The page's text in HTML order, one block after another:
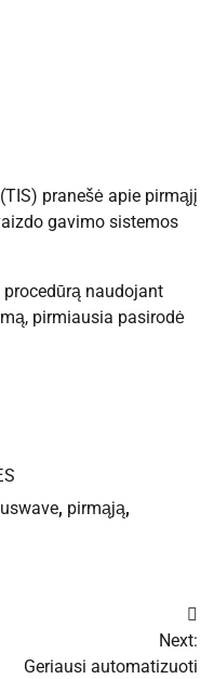
pranešė apie pirmąjį
gavimo sistemos
procedūrą naudojant
pirmiausia pasirodė
, pirmąją,
Next:
Geriausi automatizuoti